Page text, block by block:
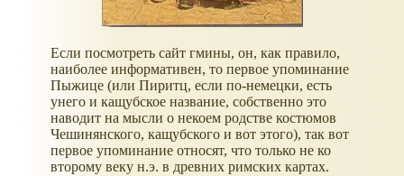
Если посмотреть сайт гмины, он, как правило,
наиболее информативен, то первое упоминание
Пыжице (или Пиритц, если по-немецки, есть
унего и кащубское название, собственно это
наводит на мысли о некоем родстве костюмов
Чешинянского, кащубского и вот этого), так вот
первое упоминание относят, что только не ко
второму веку н.э. в древних римских картах.